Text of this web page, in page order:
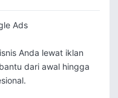
Ads
Anda lewat iklan
dari awal hingga